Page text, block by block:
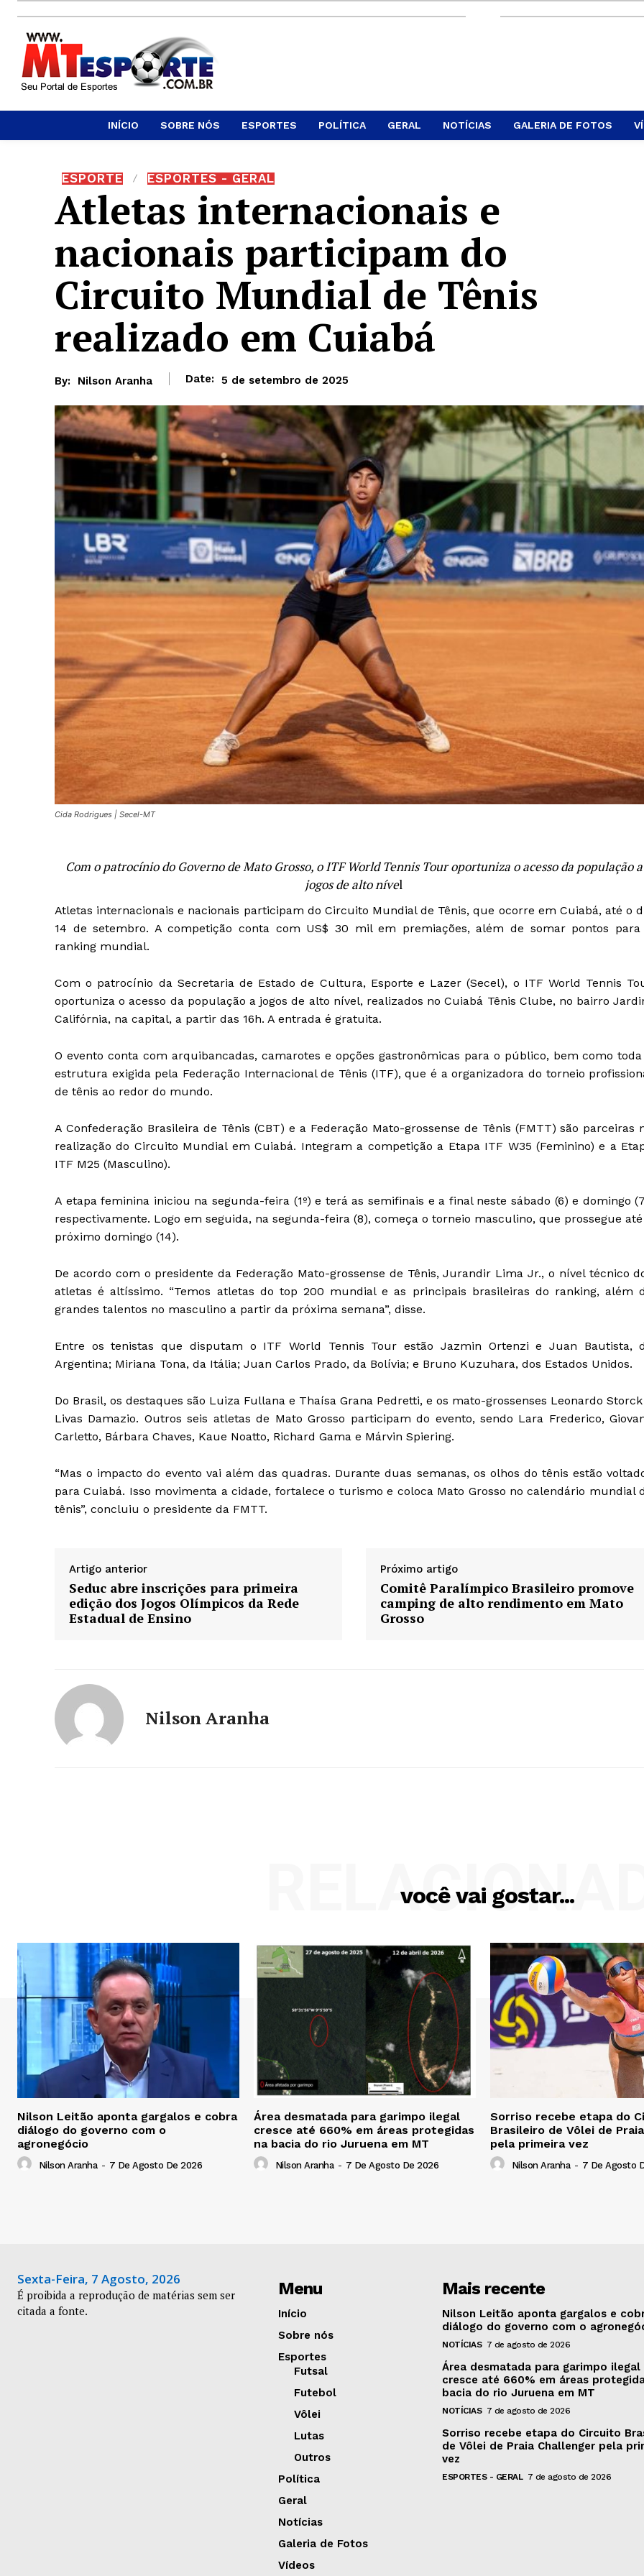
INÍCIO SOBRE NÓS ESPORTES POLÍTICA GERAL NOTÍCIAS GALERIA DE FOTOS
ESPORTE ESPORTES - GERAL
Atletas internacionais e
nacionais participam do
Circuito Mundial de Tênis
realizado em Cuiabá
By: Nilson Aranha Date: 5 de setembro de 2025
Cida Rodrigues | Secel-MT
Com o patrocínio do Governo de Mato Grosso, o ITF World Tennis Tour oportuniza o acesso da população a
jogos de alto nível
Atletas internacionais e nacionais participam do Circuito Mundial de Tênis, que ocorre em Cuiabá, até o
14 de setembro. A competição conta com US$ 30 mil em premiações, além de somar pontos para
ranking mundial.
Com o patrocínio da Secretaria de Estado de Cultura, Esporte e Lazer (Secel), o ITF World Tennis
oportuniza o acesso da população a jogos de alto nível, realizados no Cuiabá Tênis Clube, no bairro
Califórnia, na capital, a partir das 16h. A entrada é gratuita.
O evento conta com arquibancadas, camarotes e opções gastronômicas para o público, bem como
estrutura exigida pela Federação Internacional de Tênis (ITF), que é a organizadora do torneio
de tênis ao redor do mundo.
A Confederação Brasileira de Tênis (CBT) e a Federação Mato-grossense de Tênis (FMTT) são parceiras
realização do Circuito Mundial em Cuiabá. Integram a competição a Etapa ITF W35 (Feminino) e a
ITF M25 (Masculino).
A etapa feminina iniciou na segunda-feira (1º) e terá as semifinais e a final neste sábado (6) e domingo
respectivamente. Logo em seguida, na segunda-feira (8), começa o torneio masculino, que prossegue
próximo domingo (14).
De acordo com o presidente da Federação Mato-grossense de Tênis, Jurandir Lima Jr., o nível técnico
atletas é altíssimo. “Temos atletas do top 200 mundial e as principais brasileiras do ranking, além
grandes talentos no masculino a partir da próxima semana”, disse.
Entre os tenistas que disputam o ITF World Tennis Tour estão Jazmin Ortenzi e Juan Bautista,
Argentina; Miriana Tona, da Itália; Juan Carlos Prado, da Bolívia; e Bruno Kuzuhara, dos Estados Unidos.
Do Brasil, os destaques são Luiza Fullana e Thaísa Grana Pedretti, e os mato-grossenses Leonardo
Livas Damazio. Outros seis atletas de Mato Grosso participam do evento, sendo Lara Frederico,
Carletto, Bárbara Chaves, Kaue Noatto, Richard Gama e Márvin Spiering.
“Mas o impacto do evento vai além das quadras. Durante duas semanas, os olhos do tênis estão
para Cuiabá. Isso movimenta a cidade, fortalece o turismo e coloca Mato Grosso no calendário mundial
tênis”, concluiu o presidente da FMTT.
Artigo anterior
Seduc abre inscrições para primeira
edição dos Jogos Olímpicos da Rede
Estadual de Ensino
Próximo artigo
Comitê Paralímpico Brasileiro promove
camping de alto rendimento em Mato
Grosso
Nilson Aranha
você vai gostar...
Nilson Leitão aponta gargalos e cobra
diálogo do governo com o
agronegócio
Nilson Aranha - 7 De Agosto De 2026
Área desmatada para garimpo ilegal
cresce até 660% em áreas protegidas
na bacia do rio Juruena em MT
Nilson Aranha - 7 De Agosto De 2026
Sorriso recebe etapa do
Brasileiro de Vôlei de
pela primeira vez
Nilson Aranha - 7 De Agosto
Sexta-Feira, 7 Agosto, 2026
É proibida a reprodução de matérias sem ser
citada a fonte.
Menu
Início
Sobre nós
Esportes
Futsal
Futebol
Vôlei
Lutas
Outros
Política
Geral
Notícias
Galeria de Fotos
Vídeos
Mais recente
Nilson Leitão aponta gargalos e
diálogo do governo com o
NOTÍCIAS 7 de agosto de 2026
Área desmatada para garimpo ilegal
cresce até 660% em áreas
bacia do rio Juruena em MT
NOTÍCIAS 7 de agosto de 2026
Sorriso recebe etapa do Circuito
de Vôlei de Praia Challenger pela
vez
ESPORTES - GERAL 7 de agosto de 2026